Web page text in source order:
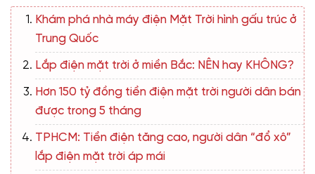
Khám phá nhà máy điện Mặt Trời hình gấu trúc ở
Trung Quốc
Lắp điện mặt trời ở miền Bắc: NÊN hay KHÔNG?
Hơn 150 tỷ đồng tiền điện mặt trời người dân bán
được trong 5 tháng
TPHCM: Tiền điện tăng cao, người dân “đổ xô”
lắp điện mặt trời áp mái